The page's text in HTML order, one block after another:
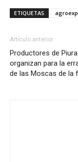
ETIQUETAS
Artículo anterior
Productores de
organizan para la
de las Moscas de la